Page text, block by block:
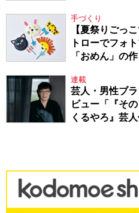
手づくり
【夏祭りごっ
トローでフォ
「おめん」の
連載
芸人・男性ブ
ビュー「『そ
くるやろ』芸